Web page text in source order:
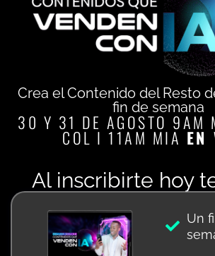
Crea el Contenido del Resto
fin de semana
30 Y 31 DE AGOSTO 9AM
COL I 11AM MIA EN
Al inscribirte hoy
Un